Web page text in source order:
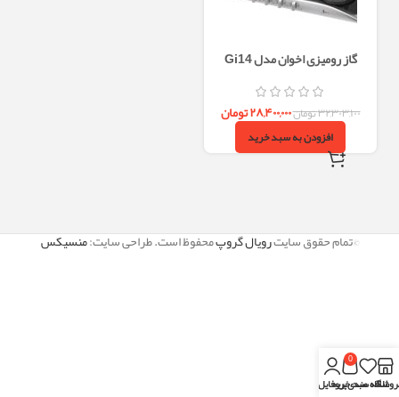
گاز رومیزی اخوان مدل Gi14
۳۲,۳۰۳,۱۰۰تومان۲۸,۴۰۰,۰۰۰تومان
افزودن به سبد خرید
©تمام حقوق سایترویال گروپمحفوظ است. طراحی سایت:منسیکس
علاقه مندی
0
سبد خریدپروفایل